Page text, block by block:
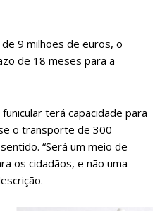
9 milhões de euros, o
de 18 meses para a
terá capacidade para
o transporte de 300
“Será um meio de
os cidadãos, e não uma